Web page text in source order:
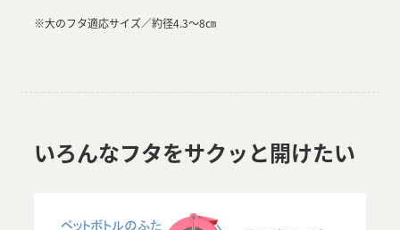
※大のフタ適応サイズ／約径4.3～8㎝
いろんなフタをサクッと開けたい